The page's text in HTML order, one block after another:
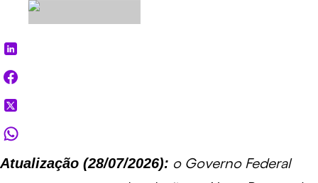
Atualização (28/07/2026): o Governo Federal